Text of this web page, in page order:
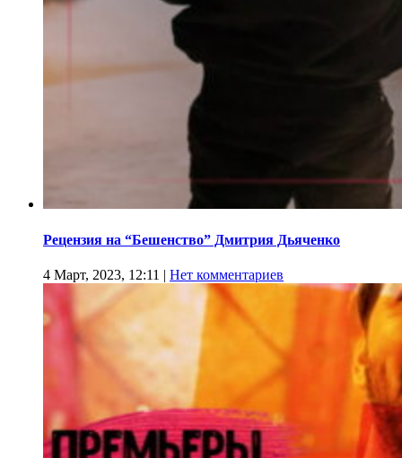
Рецензия на “Бешенство” Дмитрия Дьяченко
4 Март, 2023, 12:11 | Нет комментариев